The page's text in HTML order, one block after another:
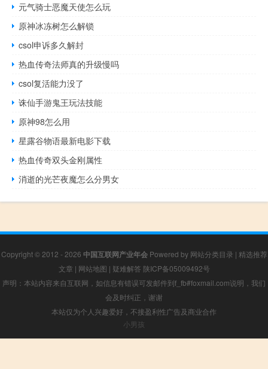
元气骑士恶魔天使怎么玩
原神冰冻树怎么解锁
csol申诉多久解封
热血传奇法师真的升级慢吗
csol复活能力没了
诛仙手游鬼王玩法技能
原神98怎么用
星露谷物语最新电影下载
热血传奇双头金刚属性
消逝的光芒夜魔怎么分男女
Copyright © 2012 - 2026 中国互联网产业年会Powered by 网站分类目录 | 精选推荐
文章 | 网站地图 | 疑难解答 陕ICP备05009492号
声明：本站内容来自互联网，如信息有错误可发邮件到f_fb#foxmail.com说明，我们
会及时纠正，谢谢
本站仅为个人兴趣爱好，不接盈利性广告及商业合作
小男孩